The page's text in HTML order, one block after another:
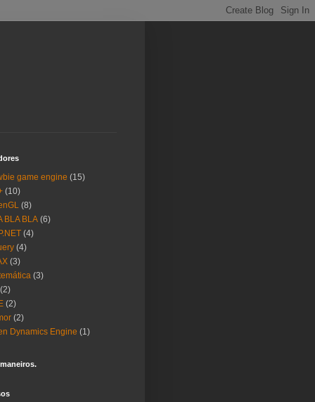
game engine (15)
(10)
(8)
BLA BLA (6)
(4)
(4)
(3)
(3)
(2)
(2)
(2)
Dynamics Engine (1)